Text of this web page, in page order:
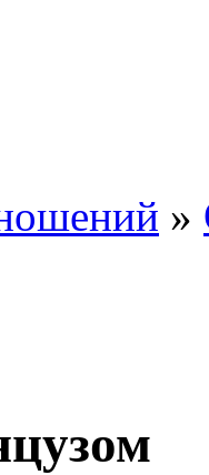
»